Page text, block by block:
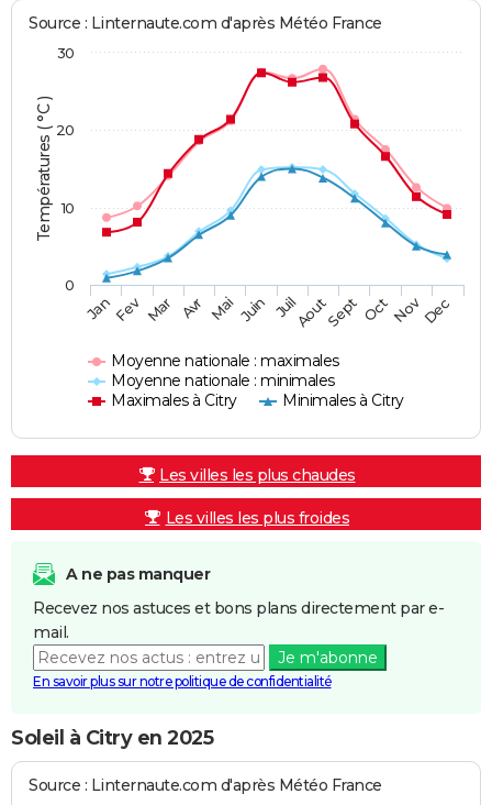
Températures ( °C )
Source : Linternaute.com d'après Météo France
Moyenne nationale : maximales
Moyenne nationale : minimales
Maximales à Citry
Minimales à Citry
JanFev Mar Avr Mai Juin JuilAoutSept OctNovDec
0
10
20
30
Les villes les plus chaudes
Les villes les plus froides
A ne pas manquer
Recevez nos astuces et bons plans directement par e-
mail.
Je m'abonne
En savoir plus sur notre politique de confidentialité
Soleil à Citry en 2025
Source : Linternaute.com d'après Météo France